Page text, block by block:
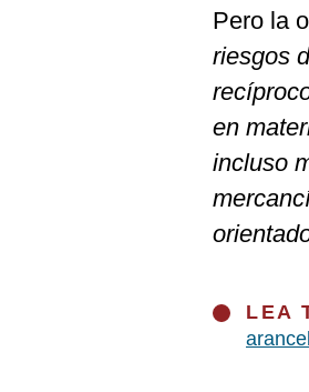
Pero la
riesgos
en
incluso
LEA